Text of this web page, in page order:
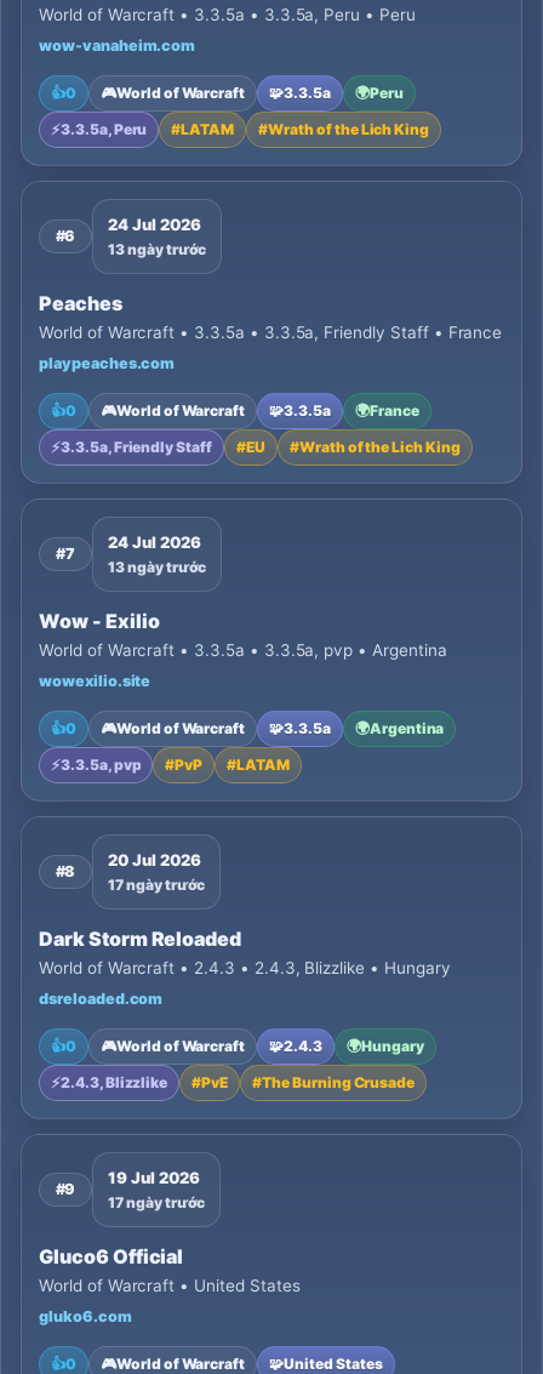
World of Warcraft • 3.3.5a • 3.3.5a, Peru • Peru
wow-vanaheim.com
👍0 🎮World of Warcraft 🧩3.3.5a 🌍Peru
⚡3.3.5a, Peru #LATAM #Wrath of the Lich King
#6
24 Jul 2026
13 ngày trước
Peaches
World of Warcraft • 3.3.5a • 3.3.5a, Friendly Staff • France
playpeaches.com
👍0 🎮World of Warcraft 🧩3.3.5a 🌍France
⚡3.3.5a, Friendly Staff #EU #Wrath of the Lich King
#7
24 Jul 2026
13 ngày trước
Wow - Exilio
World of Warcraft • 3.3.5a • 3.3.5a, pvp • Argentina
wowexilio.site
👍0 🎮World of Warcraft 🧩3.3.5a 🌍Argentina
⚡3.3.5a, pvp #PvP #LATAM
#8
20 Jul 2026
17 ngày trước
Dark Storm Reloaded
World of Warcraft • 2.4.3 • 2.4.3, Blizzlike • Hungary
dsreloaded.com
👍0 🎮World of Warcraft 🧩2.4.3 🌍Hungary
⚡2.4.3, Blizzlike #PvE #The Burning Crusade
#9
19 Jul 2026
17 ngày trước
Gluco6 Official
World of Warcraft • United States
gluko6.com
👍0 🎮World of Warcraft 🧩United States